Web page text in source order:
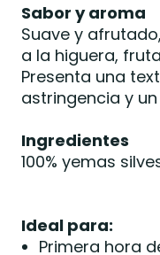
Sabor y aroma
Suave y
a la higuera,
Presenta una
astringencia y
Ingredientes
100% yemas
Ideal para:
Primera hora